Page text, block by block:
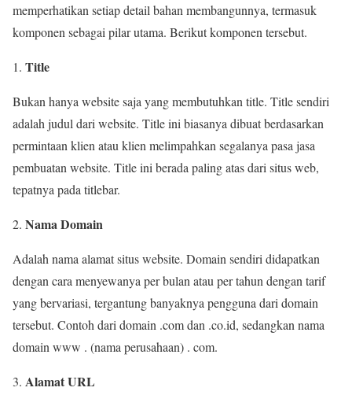
memperhatikan setiap detail bahan membangunnya, termasuk
komponen sebagai pilar utama. Berikut komponen tersebut.
Title
Bukan hanya website saja yang membutuhkan title. Title sendiri
adalah judul dari website. Title ini biasanya dibuat berdasarkan
permintaan klien atau klien melimpahkan segalanya pasa jasa
pembuatan website. Title ini berada paling atas dari situs web,
tepatnya pada titlebar.
Nama Domain
Adalah nama alamat situs website. Domain sendiri didapatkan
dengan cara menyewanya per bulan atau per tahun dengan tarif
yang bervariasi, tergantung banyaknya pengguna dari domain
tersebut. Contoh dari domain .com dan .co.id, sedangkan nama
domain www . (nama perusahaan) . com.
Alamat URL